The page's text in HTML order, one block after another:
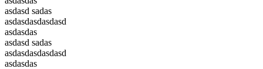
asdasd sadas
asdasdasdasdasd
asdasdas
asdasd sadas
asdasdasdasdasd
asdasdas